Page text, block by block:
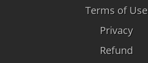
Terms of Use
Privacy
Refund